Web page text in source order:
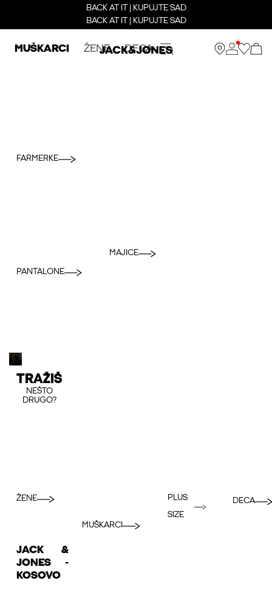
BACK AT IT | KUPUJTE SAD
BACK AT IT | KUPUJTE SAD
MUŠKARCI ŽENE DECA
FARMERKE
PANTALONE
MAJICE
TRAŽIŠ
NEŠTO
DRUGO?
ŽENE
MUŠKARCI
PLUS
SIZE
DECA
JACK &
JONES -
KOSOVO